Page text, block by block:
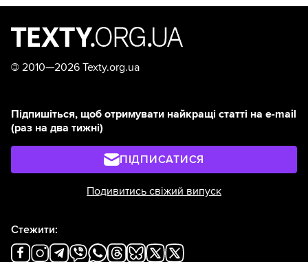
© 2010—2026 Texty.org.ua
Підпишіться, щоб отримувати найкращі статті на e-mail
(раз на два тижні)
ПІДПИСАТИСЯ
Подивитись свіжий випуск
Стежити: